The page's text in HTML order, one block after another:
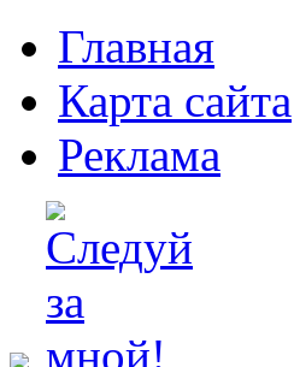
Главная
Карта сайта
Реклама